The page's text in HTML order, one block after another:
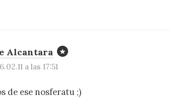
Alcantara
a las 17:51
de ese nosferatu ;)